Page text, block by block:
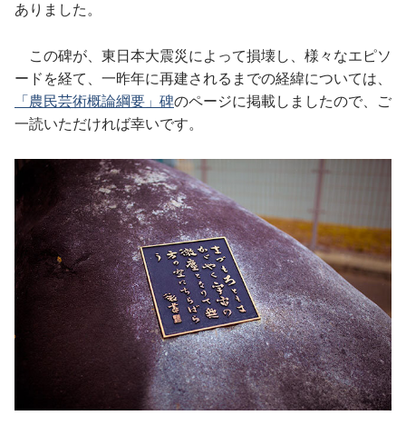
ありました。
この碑が、東日本大震災によって損壊し、様々なエピソ
ードを経て、一昨年に再建されるまでの経緯については、
「農民芸術概論綱要」碑のページに掲載しましたので、ご
一読いただければ幸いです。